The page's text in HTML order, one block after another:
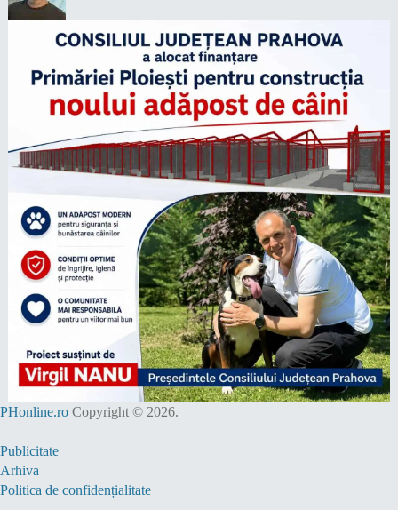
PHonline.ro Copyright © 2026.
Publicitate
Arhiva
Politica de confidențialitate